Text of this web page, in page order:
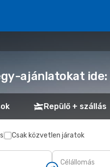
ajánlatokat ide:
Repülő + szállás
Csak közvetlen járatok
Célállomás